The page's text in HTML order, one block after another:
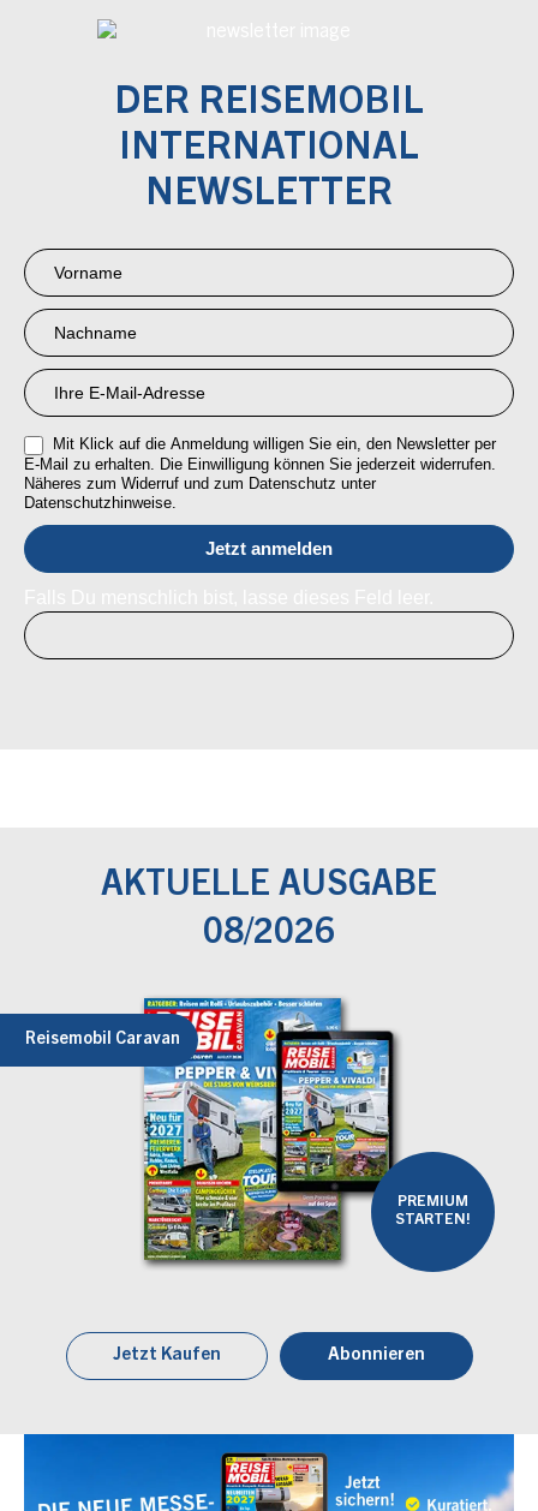
DER REISEMOBIL
INTERNATIONAL
NEWSLETTER
Newsletter
Anmeldung
RMI
Mit Klick auf die Anmeldung willigen Sie ein, den Newsletter per
E-Mail zu erhalten. Die Einwilligung können Sie jederzeit widerrufen.
Näheres zum Widerruf und zum Datenschutz unter
Datenschutzhinweise.
AKTUELLE AUSGABE
08/2026
Reisemobil Caravan
PREMIUM
STARTEN!
Jetzt Kaufen Abonnieren